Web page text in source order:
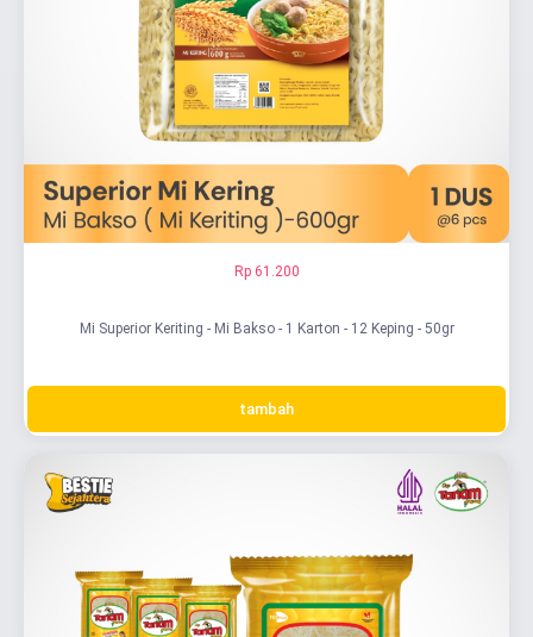
Rp 61.200
Mi Superior Keriting - Mi Bakso - 1 Karton - 12 Keping - 50gr
tambah